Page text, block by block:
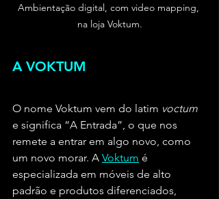
Ambientação digital, com video mapping,
na loja Voktum.
A VOKTUM
O nome Voktum vem do latim voctum
e significa “A Entrada”, o que nos
remete a entrar em algo novo, como
um novo morar. A Voktum é
especializada em móveis de alto
padrão e produtos diferenciados,